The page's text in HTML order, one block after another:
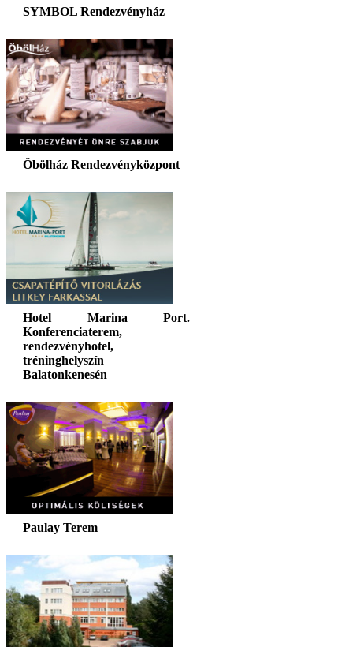
SYMBOL Rendezvényház
Öbölház Rendezvényközpont
Hotel Marina Port.
Konferenciaterem,
rendezvényhotel,
tréninghelyszín
Balatonkenesén
Paulay Terem